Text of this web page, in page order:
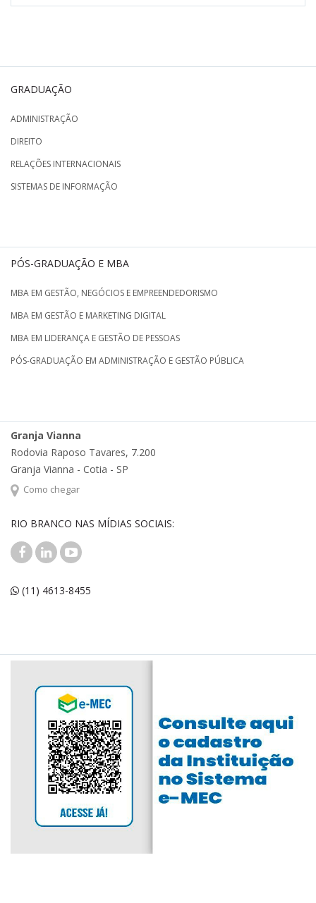
GRADUAÇÃO
ADMINISTRAÇÃO
DIREITO
RELAÇÕES INTERNACIONAIS
SISTEMAS DE INFORMAÇÃO
PÓS-GRADUAÇÃO E MBA
MBA EM GESTÃO, NEGÓCIOS E EMPREENDEDORISMO
MBA EM GESTÃO E MARKETING DIGITAL
MBA EM LIDERANÇA E GESTÃO DE PESSOAS
PÓS-GRADUAÇÃO EM ADMINISTRAÇÃO E GESTÃO PÚBLICA
Granja Vianna
Rodovia Raposo Tavares, 7.200
Granja Vianna - Cotia - SP
Como chegar
RIO BRANCO NAS MÍDIAS SOCIAIS:
(11) 4613-8455